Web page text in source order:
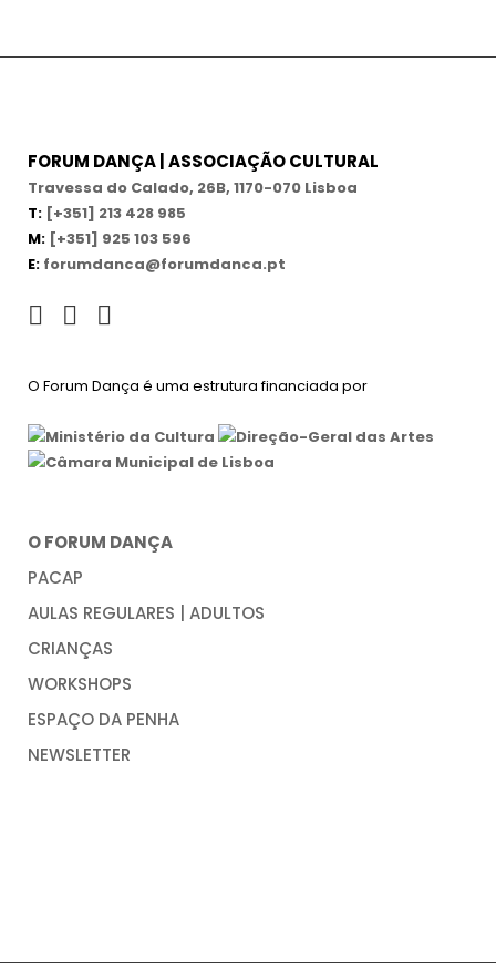
FORUM DANÇA | ASSOCIAÇÃO CULTURAL
Travessa do Calado, 26B, 1170-070 Lisboa
T: [+351] 213 428 985
M: [+351] 925 103 596
E: forumdanca@forumdanca.pt
O Forum Dança é uma estrutura financiada por
O FORUM DANÇA
PACAP
AULAS REGULARES | ADULTOS
CRIANÇAS
WORKSHOPS
ESPAÇO DA PENHA
NEWSLETTER